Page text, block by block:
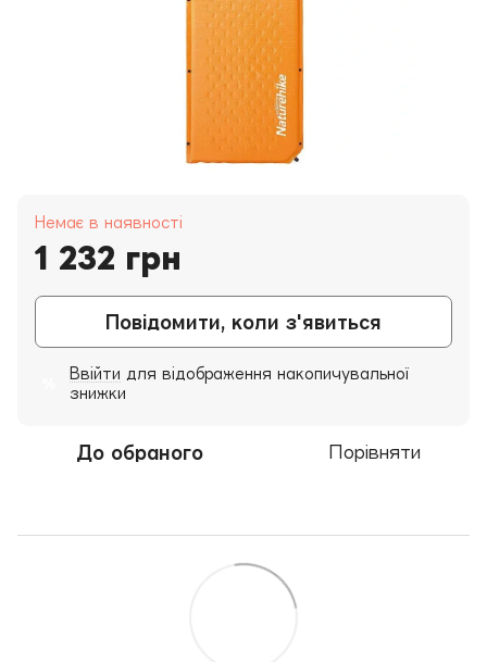
Немає в наявності
1 232 грн
Повідомити, коли з'явиться
Ввійти для відображення накопичувальної
знижки
До обраного Порівняти